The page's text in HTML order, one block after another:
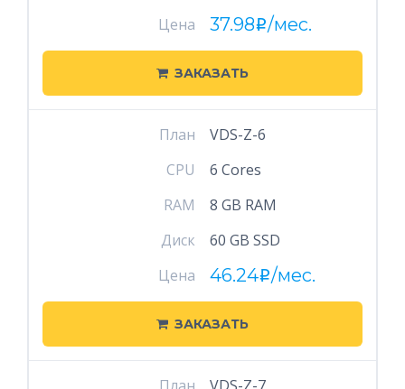
Цена
37.98i/мес.
ЗАКАЗАТЬ
План
VDS-Z-6
CPU
6 Cores
RAM
8 GB RAM
Диск
60 GB SSD
Цена
46.24i/мес.
ЗАКАЗАТЬ